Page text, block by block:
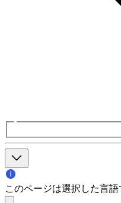
このページは選択した言語